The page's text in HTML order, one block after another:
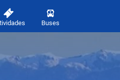
Buses